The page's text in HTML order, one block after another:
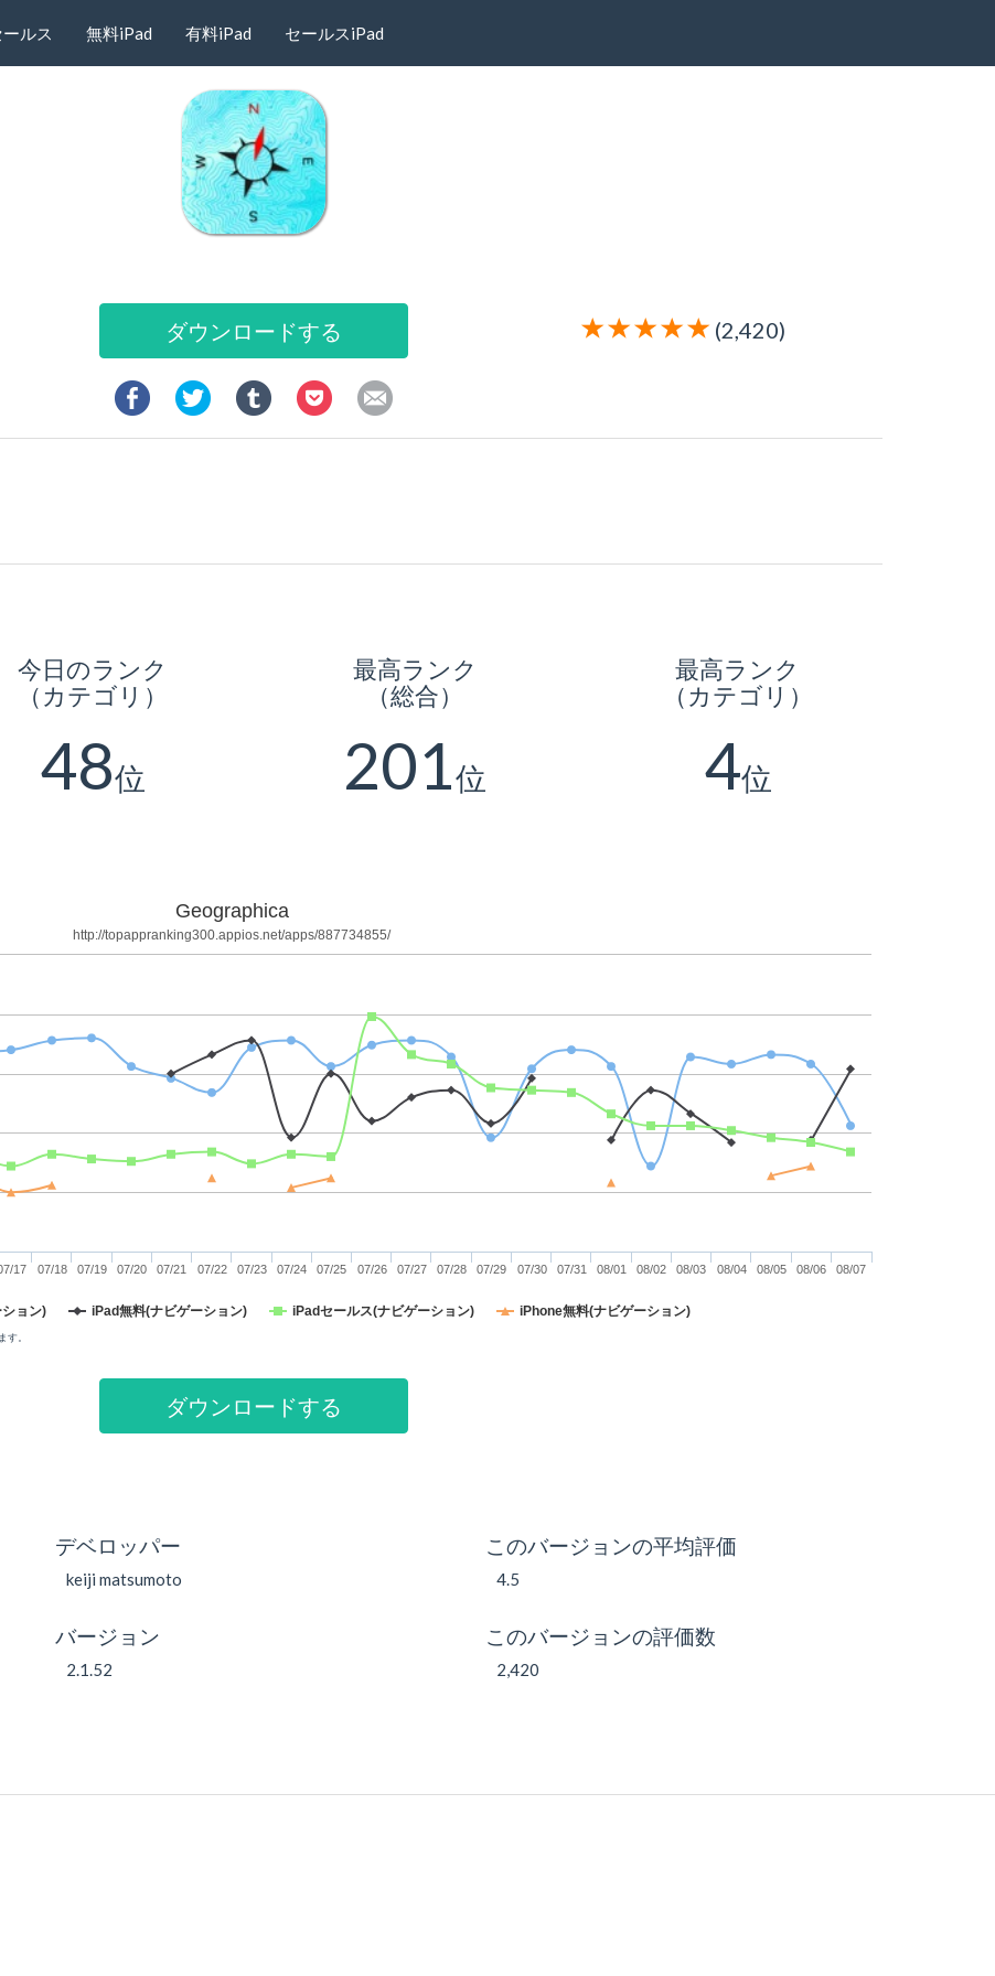
ールス 無料iPad 有料iPad セールスiPad
ダウンロードする (2,420)
今日のランク
（カテゴリ）
48位
最高ランク
（総合）
201位
最高ランク
（カテゴリ）
4位
Geographica
http://topappranking300.appios.net/apps/887734855/
ョン) iPad無料(ナビゲーション) iPadセールス(ナビゲーション) iPhone無料(ナビゲーション)
17 07/18 07/19 07/20 07/21 07/22 07/23 07/24 07/25 07/26 07/27 07/28 07/29 07/30 07/31 08/01 08/02 08/03 08/04 08/05 08/06 08/07
す。
ダウンロードする
デベロッパー
keiji matsumoto
バージョン
2.1.52
このバージョンの平均評価
4.5
このバージョンの評価数
2,420